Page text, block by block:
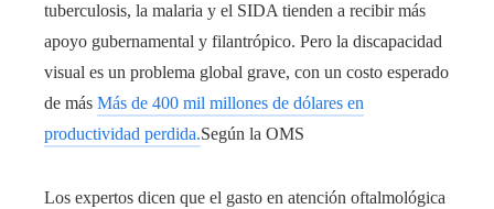
tuberculosis, la malaria y el SIDA tienden a recibir más
apoyo gubernamental y filantrópico. Pero la discapacidad
visual es un problema global grave, con un costo esperado
de más Más de 400 mil millones de dólares en
productividad perdida.Según la OMS
Los expertos dicen que el gasto en atención oftalmológica